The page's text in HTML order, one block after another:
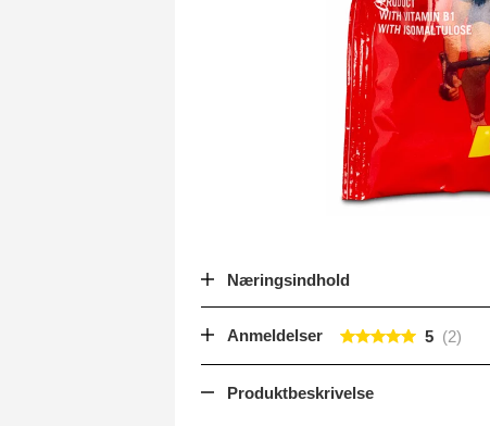
Næringsindhold
Anmeldelser 5
Produktbeskrivelse